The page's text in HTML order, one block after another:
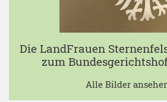
Die LandFrauen
zum
Alle Bilder